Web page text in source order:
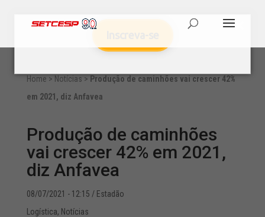
Home > Notícias > Produção de caminhões vai crescer 42%
em 2021, diz Anfavea
Produção de caminhões
vai crescer 42% em 2021,
diz Anfavea
08/07/2021 - 12:15 / Estadão
Logística, Notícias